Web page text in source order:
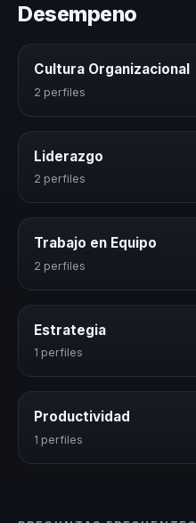
Desempeno
Cultura Organizacional
2 perfiles
Liderazgo
2 perfiles
Trabajo en Equipo
2 perfiles
Estrategia
1 perfiles
Productividad
1 perfiles